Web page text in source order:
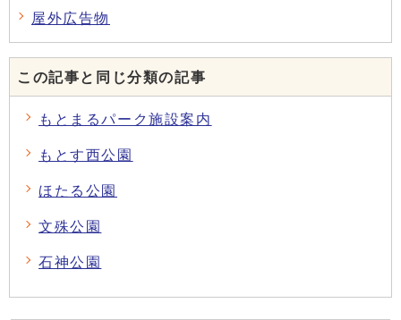
屋外広告物
この記事と同じ分類の記事
もとまるパーク施設案内
もとす西公園
ほたる公園
文殊公園
石神公園